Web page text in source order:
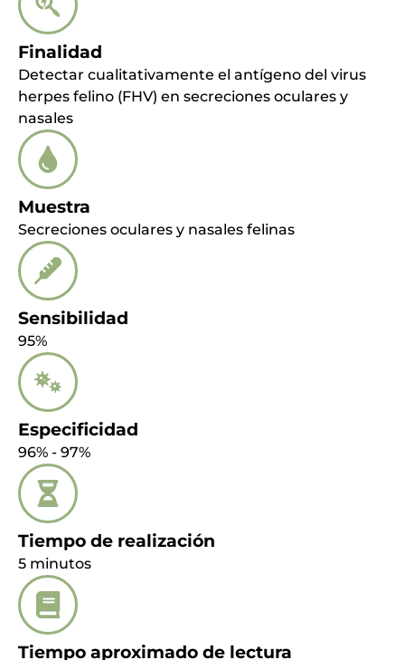
Finalidad
Detectar cualitativamente el antígeno del virus
herpes felino (FHV) en secreciones oculares y
nasales
Muestra
Secreciones oculares y nasales felinas
Sensibilidad
95%
Especificidad
96% - 97%
Tiempo de realización
5 minutos
Tiempo aproximado de lectura